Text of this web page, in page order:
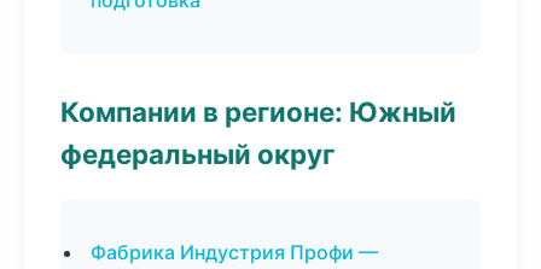
Компании в регионе: Южный
федеральный округ
Фабрика Индустрия Профи —